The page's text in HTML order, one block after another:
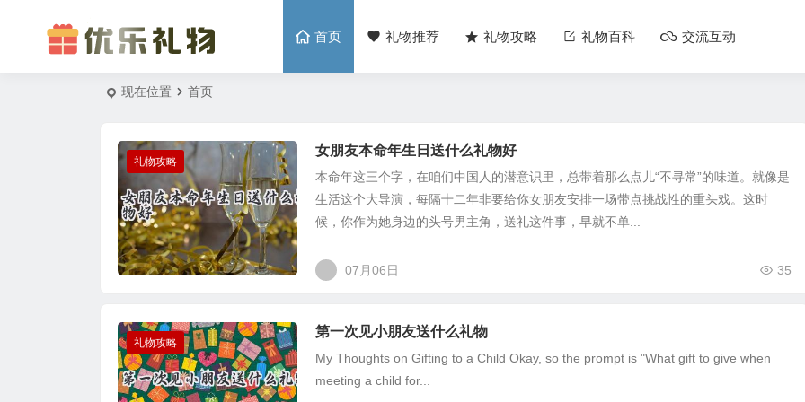
首页 礼物推荐 礼物攻略 礼物百科 交流互动
现在位置 首页
礼物攻略
女朋友本命年生日送什么礼物好
本命年这三个字，在咱们中国人的潜意识里，总带着那么点儿“不寻常”的味道。就像是
生活这个大导演，每隔十二年非要给你女朋友安排一场带点挑战性的重头戏。这时
候，你作为她身边的头号男主角，送礼这件事，早就不单...
07月06日 35
礼物攻略
第一次见小朋友送什么礼物
My Thoughts on Gifting to a Child Okay, so the prompt is "What gift to give when
meeting a child for...